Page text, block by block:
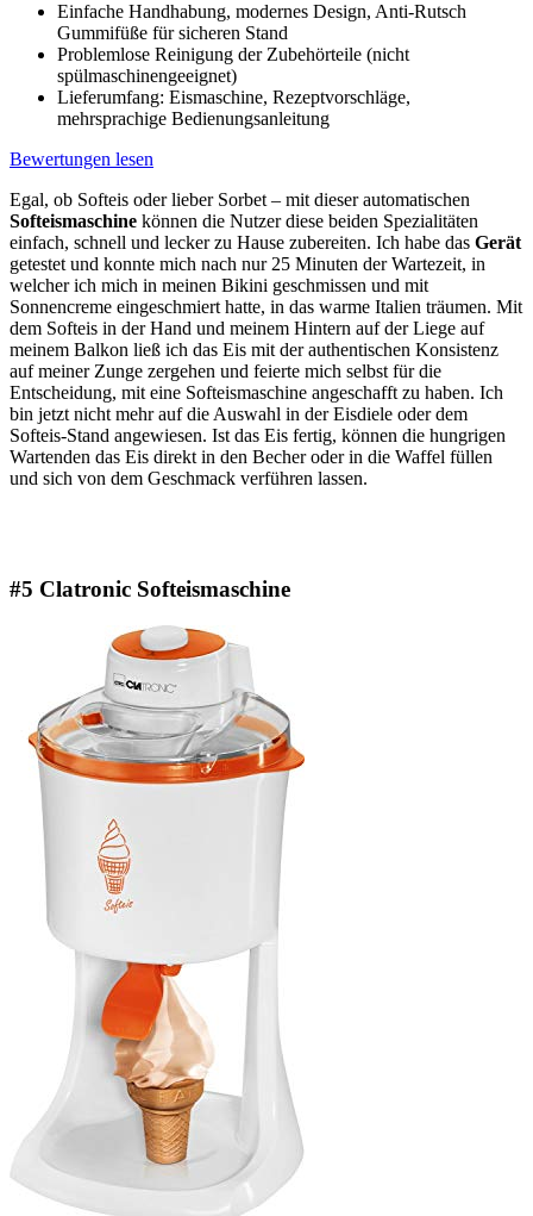
Einfache Handhabung, modernes Design, Anti-Rutsch
Gummifüße für sicheren Stand
Problemlose Reinigung der Zubehörteile (nicht
spülmaschinengeeignet)
Lieferumfang: Eismaschine, Rezeptvorschläge,
mehrsprachige Bedienungsanleitung
Bewertungen lesen
Egal, ob Softeis oder lieber Sorbet – mit dieser automatischen
Softeismaschine können die Nutzer diese beiden Spezialitäten
einfach, schnell und lecker zu Hause zubereiten. Ich habe das Gerät
getestet und konnte mich nach nur 25 Minuten der Wartezeit, in
welcher ich mich in meinen Bikini geschmissen und mit
Sonnencreme eingeschmiert hatte, in das warme Italien träumen. Mit
dem Softeis in der Hand und meinem Hintern auf der Liege auf
meinem Balkon ließ ich das Eis mit der authentischen Konsistenz
auf meiner Zunge zergehen und feierte mich selbst für die
Entscheidung, mit eine Softeismaschine angeschafft zu haben. Ich
bin jetzt nicht mehr auf die Auswahl in der Eisdiele oder dem
Softeis-Stand angewiesen. Ist das Eis fertig, können die hungrigen
Wartenden das Eis direkt in den Becher oder in die Waffel füllen
und sich von dem Geschmack verführen lassen.
#5 Clatronic Softeismaschine